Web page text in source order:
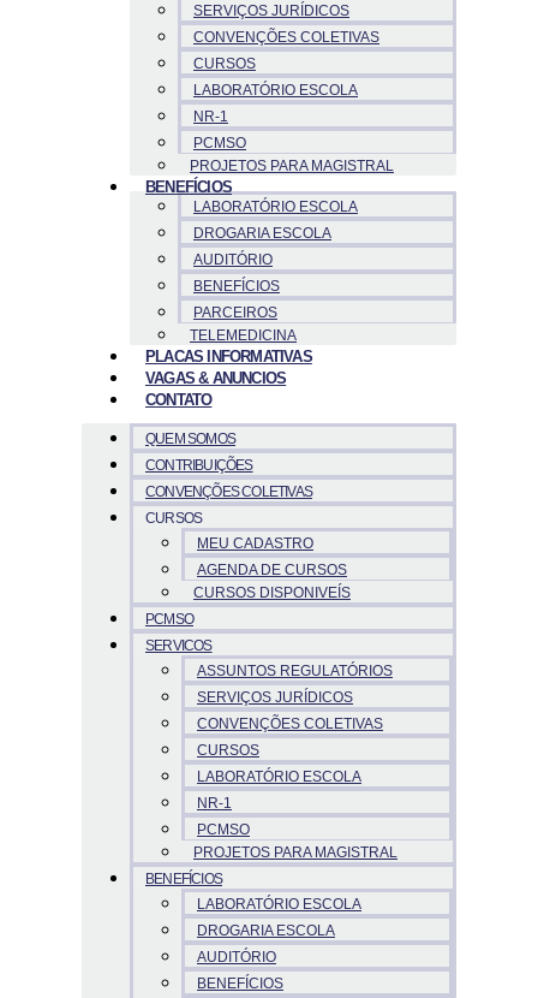
SERVIÇOS JURÍDICOS
CONVENÇÕES COLETIVAS
CURSOS
LABORATÓRIO ESCOLA
NR-1
PCMSO
PROJETOS PARA MAGISTRAL
BENEFÍCIOS
LABORATÓRIO ESCOLA
DROGARIA ESCOLA
AUDITÓRIO
BENEFÍCIOS
PARCEIROS
TELEMEDICINA
PLACAS INFORMATIVAS
VAGAS & ANUNCIOS
CONTATO
QUEM SOMOS
CONTRIBUIÇÕES
CONVENÇÕES COLETIVAS
CURSOS
MEU CADASTRO
AGENDA DE CURSOS
CURSOS DISPONIVEÍS
PCMSO
SERVICOS
ASSUNTOS REGULATÓRIOS
SERVIÇOS JURÍDICOS
CONVENÇÕES COLETIVAS
CURSOS
LABORATÓRIO ESCOLA
NR-1
PCMSO
PROJETOS PARA MAGISTRAL
BENEFÍCIOS
LABORATÓRIO ESCOLA
DROGARIA ESCOLA
AUDITÓRIO
BENEFÍCIOS